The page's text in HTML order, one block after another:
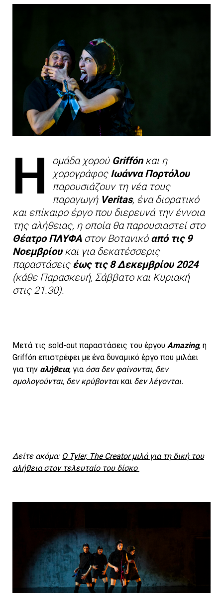
Η ομάδα χορού Griffónκαι η
χορογράφος Ιωάννα Πορτόλου
παρουσιάζουν τη νέα τους
παραγωγή Veritas, ένα διορατικό
και επίκαιρο έργο που διερευνά την έννοια
της αλήθειας, η οποία θα παρουσιαστεί στο
Θέατρο ΠΛΥΦΑστον Βοτανικόαπό τις 9
Νοεμβρίου και για δεκατέσσερις
παραστάσειςέως τις 8 Δεκεμβρίου 2024
(κάθε Παρασκευή, Σάββατο και Κυριακή
στις 21.30).
Μετά τις sold-out παραστάσεις του έργου Amazing, η
Griffón επιστρέφει με ένα δυναμικό έργο που μιλάει
για την αλήθεια, για όσα δεν φαίνονται, δεν
ομολογούνται, δεν κρύβονται και δεν λέγονται.
Δείτε ακόμα: Ο Tyler, The Creator μιλά για τη δική του
αλήθεια στον τελευταίο του δίσκο